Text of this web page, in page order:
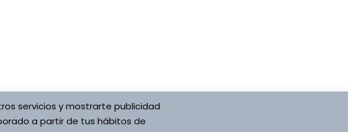
© 2026 Asociación Española Desarrollado por Asociación Española
servicios y mostrarte publicidad
a partir de tus hábitos de